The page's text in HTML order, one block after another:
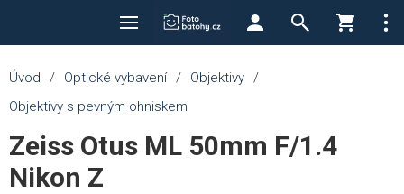
Úvod / Optické vybavení / Objektivy /
Objektivy s pevným ohniskem
Zeiss Otus ML 50mm F/1.4
Nikon Z